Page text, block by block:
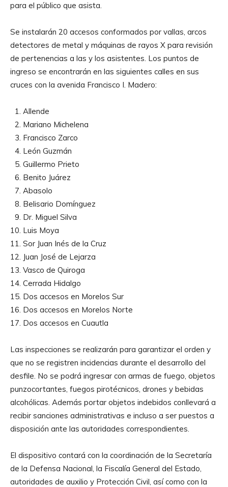
para el público que asista.
Se instalarán 20 accesos conformados por vallas, arcos
detectores de metal y máquinas de rayos X para revisión
de pertenencias a las y los asistentes. Los puntos de
ingreso se encontrarán en las siguientes calles en sus
cruces con la avenida Francisco I. Madero:
1.⁠ ⁠Allende
2.⁠ ⁠Mariano Michelena
3.⁠ ⁠⁠Francisco Zarco
4.⁠ ⁠⁠León Guzmán
5.⁠ ⁠⁠Guillermo Prieto
6.⁠ ⁠⁠Benito Juárez
7.⁠ ⁠⁠Abasolo
8.⁠ ⁠⁠Belisario Domínguez
9.⁠ ⁠⁠Dr. Miguel Silva
10.⁠ ⁠⁠Luis Moya
11.⁠ ⁠⁠Sor Juan Inés de la Cruz
12.⁠ ⁠⁠Juan José de Lejarza
13.⁠ ⁠⁠Vasco de Quiroga
14.⁠ ⁠Cerrada Hidalgo
15.⁠ ⁠⁠Dos accesos en ⁠Morelos Sur
16.⁠ ⁠⁠Dos accesos en Morelos Norte
17.⁠ ⁠⁠Dos accesos en Cuautla
Las inspecciones se realizarán para garantizar el orden y
que no se registren incidencias durante el desarrollo del
desfile. No se podrá ingresar con armas de fuego, objetos
punzocortantes, fuegos pirotécnicos, drones y bebidas
alcohólicas. Además portar objetos indebidos conllevará a
recibir sanciones administrativas e incluso a ser puestos a
disposición ante las autoridades correspondientes.
El dispositivo contará con la coordinación de la Secretaría
de la Defensa Nacional, la Fiscalía General del Estado,
autoridades de auxilio y Protección Civil, así como con la